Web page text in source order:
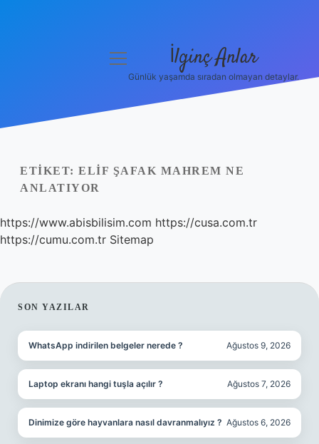
Yasal Uyarı
menüyü
İlginç Anlar
Günlük yaşamda sıradan olmayan detaylar.
ETIKET: ELIF ŞAFAK MAHREM NE
ANLATIYOR
https://www.abisbilisim.com https://cusa.com.tr
https://cumu.com.tr Sitemap
SIDEBAR
SON YAZILAR
WhatsApp indirilen belgeler nerede ? Ağustos 9, 2026
Laptop ekranı hangi tuşla açılır ? Ağustos 7, 2026
Dinimize göre hayvanlara nasıl davranmalıyız ? Ağustos 6, 2026